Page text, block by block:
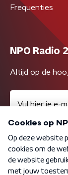
Frequenties
NPO Radio
Altijd op de
Algemene